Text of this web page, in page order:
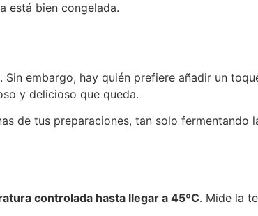
está bien congelada.
embargo, hay quién prefiere añadir un
y delicioso que queda.
de tus preparaciones, tan solo
controlada hasta llegar a 45ºC. Mide la